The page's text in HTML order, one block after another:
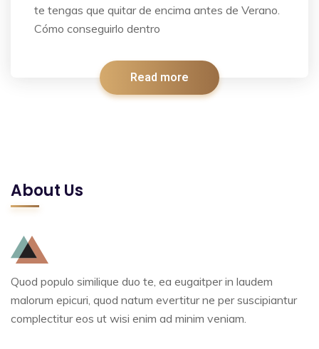
te tengas que quitar de encima antes de Verano.
Cómo conseguirlo dentro
Read more
About Us
Quod populo similique duo te, ea eugaitper in laudem
malorum epicuri, quod natum evertitur ne per suscipiantur
complectitur eos ut wisi enim ad minim veniam.